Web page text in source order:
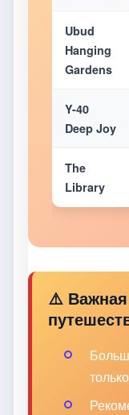
Ubud
Hanging
Gardens
Y-40
Deep Joy
The
Library
⚠️